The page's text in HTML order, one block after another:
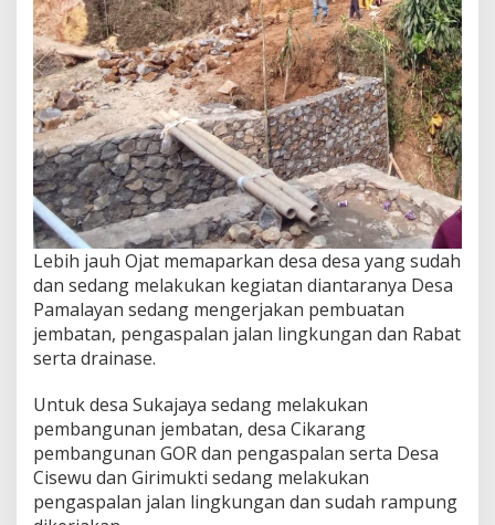
Lebih jauh Ojat memaparkan desa desa yang sudah
dan sedang melakukan kegiatan diantaranya Desa
Pamalayan sedang mengerjakan pembuatan
jembatan, pengaspalan jalan lingkungan dan Rabat
serta drainase.
Untuk desa Sukajaya sedang melakukan
pembangunan jembatan, desa Cikarang
pembangunan GOR dan pengaspalan serta Desa
Cisewu dan Girimukti sedang melakukan
pengaspalan jalan lingkungan dan sudah rampung